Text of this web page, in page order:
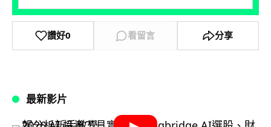
讚好0 看留言 分享
最新影片